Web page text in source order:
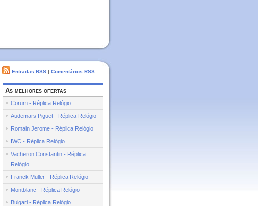
Entradas RSS | Comentários RSS
As melhores ofertas
Corum - Réplica Relógio
Audemars Piguet - Réplica Relógio
Romain Jerome - Réplica Relógio
IWC - Réplica Relógio
Vacheron Constantin - Réplica
Relógio
Franck Muller - Réplica Relógio
Montblanc - Réplica Relógio
Bulgari - Réplica Relógio